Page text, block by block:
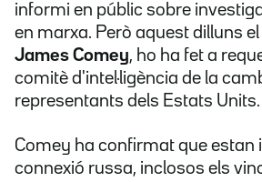
informi en públic sobre
en marxa. Però aquest dilluns
James Comey, ho ha fet a
comitè d'intel·ligència de la
representants dels Estats Units.
Comey ha confirmat que estan
connexió russa, inclosos els